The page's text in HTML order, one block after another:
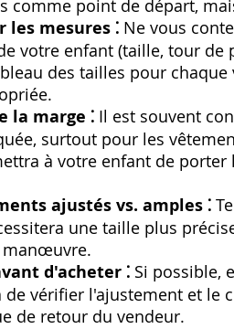
comme point de départ‚
les mesures ⁚ Ne vous
votre enfant (taille‚ tour de
des tailles pour
la marge ⁚ Il est souvent
surtout pour les
à votre enfant de
ajustés vs. amples ⁚
une taille plus
manœuvre.
d'acheter ⁚ Si possible‚
vérifier l'ajustement et le
de retour du vendeur.